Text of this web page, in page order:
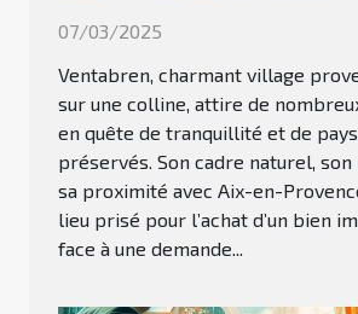
07/03/2025
Ventabren, charmant village
sur une colline, attire de
en quête de tranquillité et de
préservés. Son cadre naturel,
sa proximité avec Aix-en-
lieu prisé pour l’achat d’un bien
face à une demande...